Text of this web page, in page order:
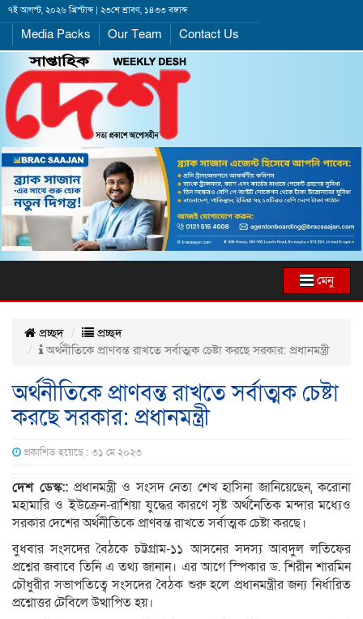
৭ই আগস্ট, ২০২৬ খ্রিস্টাব্দ | ২৩শে শ্রাবণ, ১৪৩৩ বঙ্গাব্দ
Media Packs Our Team Contact Us
মেনু
প্রচ্ছদ
প্রচ্ছদ
অর্থনীতিকে প্রাণবন্ত রাখতে সর্বাত্মক চেষ্টা করছে সরকার: প্রধানমন্ত্রী
অর্থনীতিকে প্রাণবন্ত রাখতে সর্বাত্মক চেষ্টা
করছে সরকার: প্রধানমন্ত্রী
প্রকাশিত হয়েছে : ৩১ মে ২০২৩
দেশ ডেস্ক:: প্রধানমন্ত্রী ও সংসদ নেতা শেখ হাসিনা জানিয়েছেন, করোনা
মহামারি ও ইউক্রেন-রাশিয়া যুদ্ধের কারণে সৃষ্ট অর্থনৈতিক মন্দার মধ্যেও
সরকার দেশের অর্থনীতিকে প্রাণবন্ত রাখতে সর্বাত্মক চেষ্টা করছে।
বুধবার সংসদের বৈঠকে চট্টগ্রাম-১১ আসনের সদস্য আবদুল লতিফের
প্রশ্নের জবাবে তিনি এ তথ্য জানান। এর আগে স্পিকার ড. শিরীন শারমিন
চৌধুরীর সভাপতিত্বে সংসদের বৈঠক শুরু হলে প্রধানমন্ত্রীর জন্য নির্ধারিত
প্রশ্নোত্তর টেবিলে উত্থাপিত হয়।